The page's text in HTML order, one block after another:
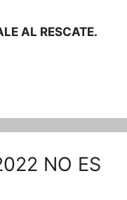
AL RESCATE.
NO ES